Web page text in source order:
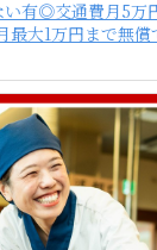
有◎交通費月5万
大1万円まで無償